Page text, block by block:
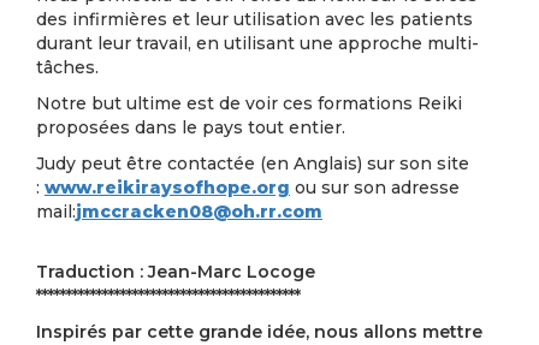
des infirmières et leur utilisation avec les patients
durant leur travail, en utilisant une approche multi-
tâches.
Notre but ultime est de voir ces formations Reiki
proposées dans le pays tout entier.
Judy peut être contactée (en Anglais) sur son site
: www.reikiraysofhope.org ou sur son adresse
mail:jmccracken08@oh.rr.com
Traduction : Jean-Marc Locoge
********************************************
Inspirés par cette grande idée, nous allons mettre